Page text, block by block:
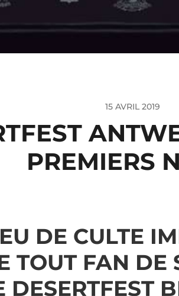
15 AVRIL 2019
PREMIERS
DE CULTE
TOUT FAN DE
DESERTFEST